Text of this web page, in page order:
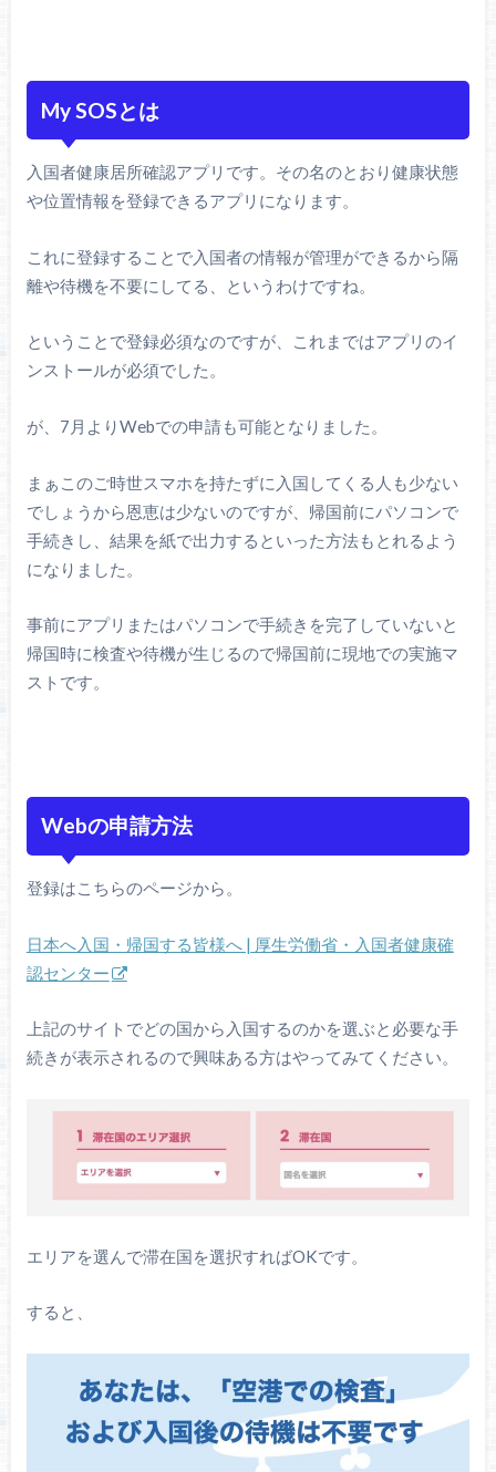
My SOSとは
入国者健康居所確認アプリです。その名のとおり健康状態
や位置情報を登録できるアプリになります。
これに登録することで入国者の情報が管理ができるから隔
離や待機を不要にしてる、というわけですね。
ということで登録必須なのですが、これまではアプリのイ
ンストールが必須でした。
が、7月よりWebでの申請も可能となりました。
まぁこのご時世スマホを持たずに入国してくる人も少ない
でしょうから恩恵は少ないのですが、帰国前にパソコンで
手続きし、結果を紙で出力するといった方法もとれるよう
になりました。
事前にアプリまたはパソコンで手続きを完了していないと
帰国時に検査や待機が生じるので帰国前に現地での実施マ
ストです。
Webの申請方法
登録はこちらのページから。
日本へ入国・帰国する皆様へ | 厚生労働省・入国者健康確
認センター
上記のサイトでどの国から入国するのかを選ぶと必要な手
続きが表示されるので興味ある方はやってみてください。
エリアを選んで滞在国を選択すればOKです。
すると、